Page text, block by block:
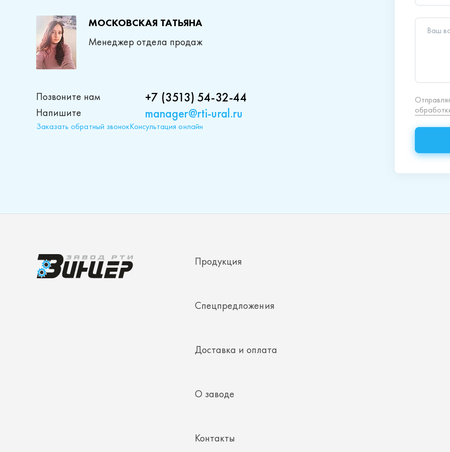
МОСКОВСКАЯ ТАТЬЯНА
Менеджер отдела продаж
Позвоните нам +7 (3513) 54-32-44
Напишите manager@rti-ural.ru
Заказать обратный звонокКонсультация онлайн
Спецпредложения
Доставка и оплата
О заводе
Контакты
Полезная информация